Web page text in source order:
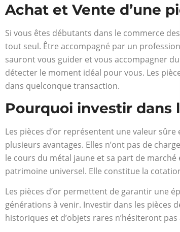
Achat et Vente d’une
Si vous êtes débutants dans le commerce
tout seul. Être accompagné par un
sauront vous guider et vous accompagner
détecter le moment idéal pour vous. Les
dans quelconque transaction.
Pourquoi investir dans
Les pièces d’or représentent une valeur
plusieurs avantages. Elles n’ont pas de
le cours du métal jaune et sa part de
patrimoine universel. Elle constitue la
Les pièces d’or permettent de garantir une
générations à venir. Investir dans les pièces
historiques et d’objets rares n’hésiteront